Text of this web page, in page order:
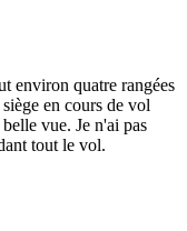
environ quatre rangées
en cours de vol
vue. Je n'ai pas
tout le vol.